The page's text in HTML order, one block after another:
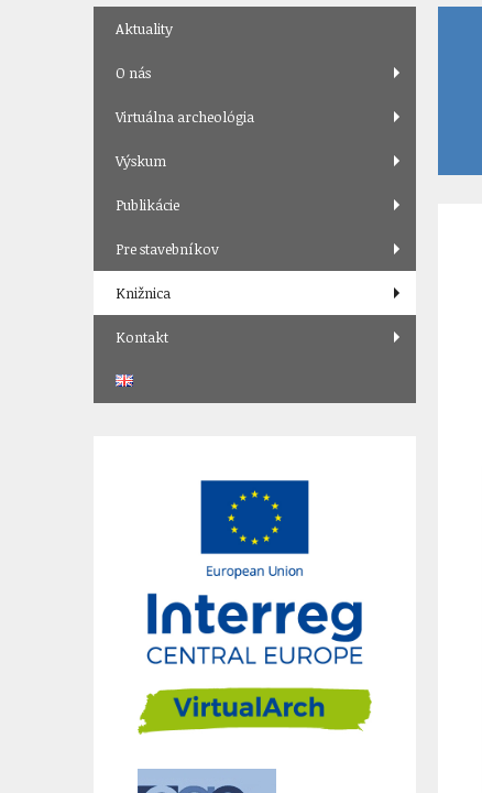
Skip
content
Aktuality
O nás
Virtuálna archeológia
Výskum
Publikácie
Pre stavebníkov
Knižnica
Kontakt